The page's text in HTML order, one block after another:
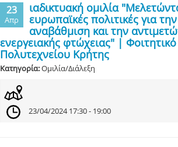
23
Απρ
ιαδικτυακή ομιλία
ευρωπαϊκές πολιτικές για
αναβάθμιση και την
ενεργειακής φτώχειας" |
Πολυτεχνείου Κρήτης
Κατηγορία:Ομιλία/Διάλεξη
23/04/2024 17:30 - 19:00